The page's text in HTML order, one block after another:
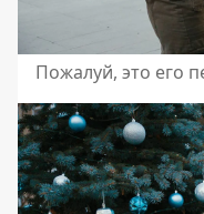
Пожалуй, это его